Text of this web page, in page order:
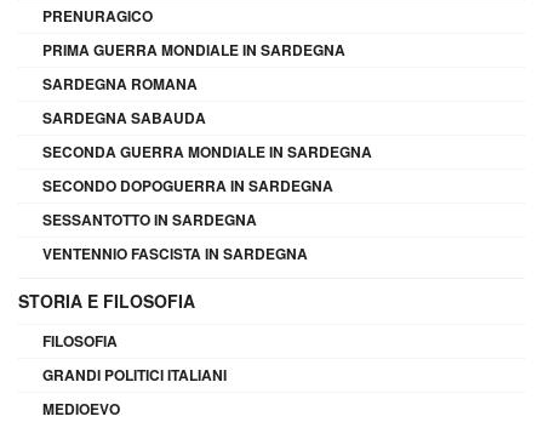
PRENURAGICO
PRIMA GUERRA MONDIALE IN SARDEGNA
SARDEGNA ROMANA
SARDEGNA SABAUDA
SECONDA GUERRA MONDIALE IN SARDEGNA
SECONDO DOPOGUERRA IN SARDEGNA
SESSANTOTTO IN SARDEGNA
VENTENNIO FASCISTA IN SARDEGNA
STORIA E FILOSOFIA
FILOSOFIA
GRANDI POLITICI ITALIANI
MEDIOEVO